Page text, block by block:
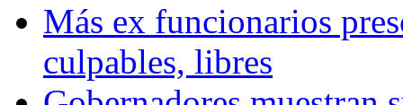
Más ex funcionarios
culpables, libres